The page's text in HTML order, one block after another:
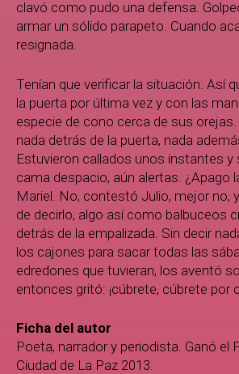
clavó como pudo una defensa.
armar un sólido parapeto. Cuando
resignada.
Tenían que verificar la situación. Así
la puerta por última vez y con las
especie de cono cerca de sus
nada detrás de la puerta, nada
Estuvieron callados unos instantes y
cama despacio, aún alertas. ¿Apago
Mariel. No, contestó Julio, mejor no,
de decirlo, algo así como balbuceos
detrás de la empalizada. Sin decir
los cajones para sacar todas las
edredones que tuvieran, los aventó
entonces gritó: ¡cúbrete, cúbrete por
Ficha del autor
Poeta, narrador y periodista. Ganó el
Ciudad de La Paz 2013.